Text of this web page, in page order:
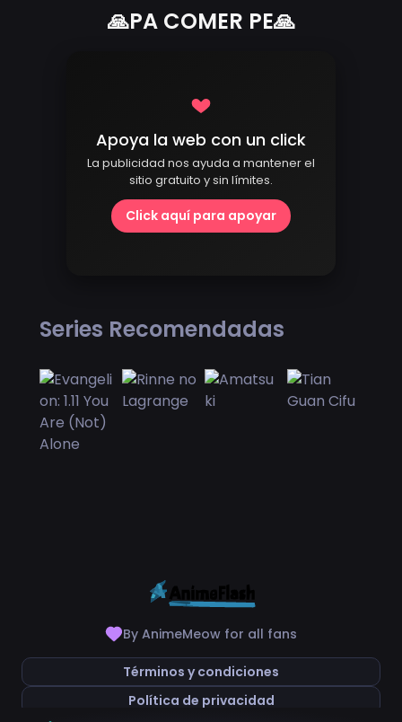
🙏PA COMER PE🙏
Apoya la web con un click
La publicidad nos ayuda a mantener el
sitio gratuito y sin límites.
Click aquí para apoyar
Series Recomendadas
By AnimeMeow for all fans
Términos y condiciones
Política de privacidad